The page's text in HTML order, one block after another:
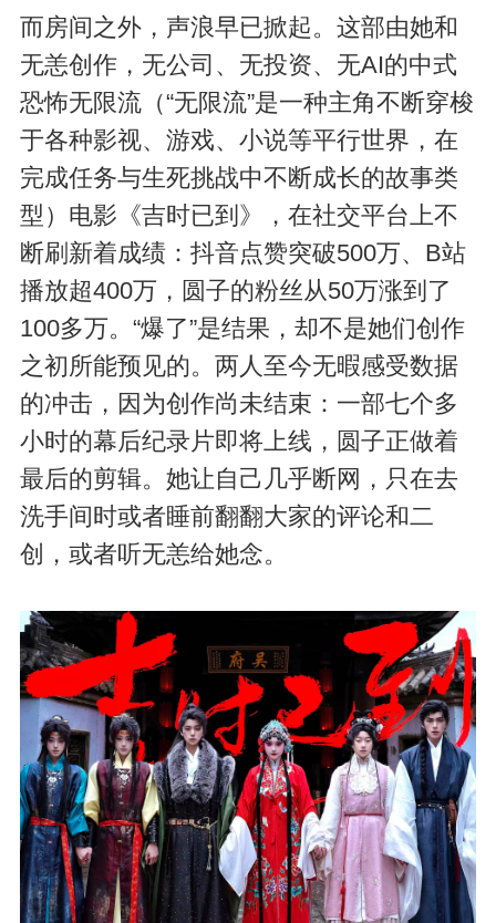
而房间之外，声浪早已掀起。这部由她和
无恙创作，无公司、无投资、无AI的中式
恐怖无限流（“无限流”是一种主角不断穿梭
于各种影视、游戏、小说等平行世界，在
完成任务与生死挑战中不断成长的故事类
型）电影《吉时已到》，在社交平台上不
断刷新着成绩：抖音点赞突破500万、B站
播放超400万，圆子的粉丝从50万涨到了
100多万。“爆了”是结果，却不是她们创作
之初所能预见的。两人至今无暇感受数据
的冲击，因为创作尚未结束：一部七个多
小时的幕后纪录片即将上线，圆子正做着
最后的剪辑。她让自己几乎断网，只在去
洗手间时或者睡前翻翻大家的评论和二
创，或者听无恙给她念。